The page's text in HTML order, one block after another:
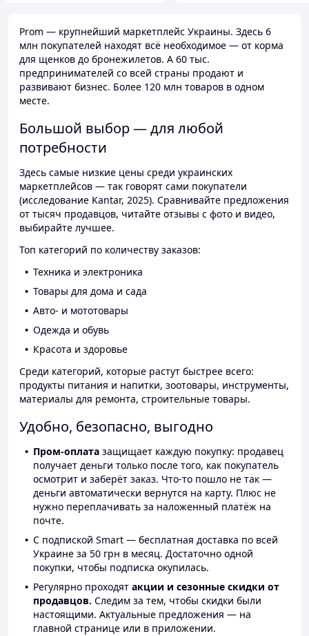
Prom — крупнейший маркетплейс Украины. Здесь 6
млн покупателей находят всё необходимое — от корма
для щенков до бронежилетов. А 60 тыс.
предпринимателей со всей страны продают и
развивают бизнес. Более 120 млн товаров в одном
месте.
Большой выбор — для любой
потребности
Здесь самые низкие цены среди украинских
маркетплейсов — так говорят сами покупатели
(исследование Kantar, 2025). Сравнивайте предложения
от тысяч продавцов, читайте отзывы с фото и видео,
выбирайте лучшее.
Топ категорий по количеству заказов:
Техника и электроника
Товары для дома и сада
Авто- и мототовары
Одежда и обувь
Красота и здоровье
Среди категорий, которые растут быстрее всего:
продукты питания и напитки, зоотовары, инструменты,
материалы для ремонта, строительные товары.
Удобно, безопасно, выгодно
Пром-оплата защищает каждую покупку: продавец
получает деньги только после того, как покупатель
осмотрит и заберёт заказ. Что-то пошло не так —
деньги автоматически вернутся на карту. Плюс не
нужно переплачивать за наложенный платёж на
почте.
С подпиской Smart — бесплатная доставка по всей
Украине за 50 грн в месяц. Достаточно одной
покупки, чтобы подписка окупилась.
Регулярно проходят акции и сезонные скидки от
продавцов. Следим за тем, чтобы скидки были
настоящими. Актуальные предложения — на
главной странице или в приложении.